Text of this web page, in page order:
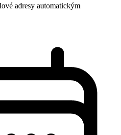
adresy automatickým